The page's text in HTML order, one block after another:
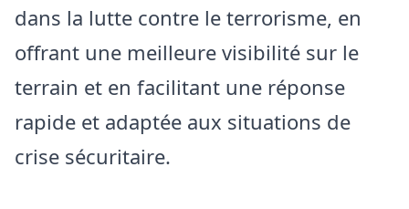
dans la lutte contre le terrorisme, en
offrant une meilleure visibilité sur le
terrain et en facilitant une réponse
rapide et adaptée aux situations de
crise sécuritaire.